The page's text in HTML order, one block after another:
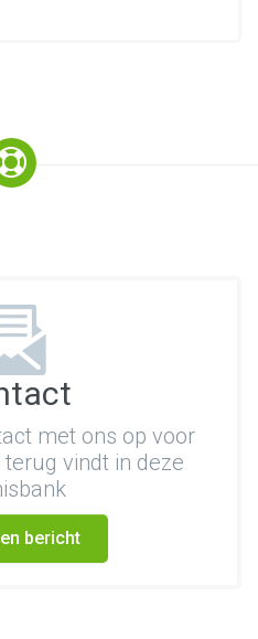
met ons op voor
vindt in deze
bericht